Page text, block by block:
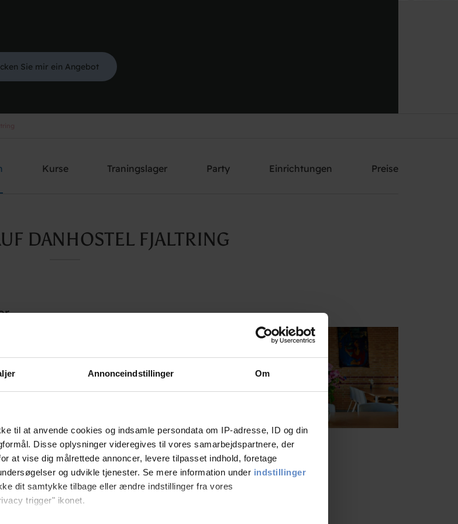
Annonceindstillinger Om
til at anvende cookies og indsamle persondata om IP-adresse, ID og din
Disse oplysninger videregives til vores samarbejdspartnere, der
at vise dig målrettede annoncer, levere tilpasset indhold, foretage
og udvikle tjenester. Se mere information under indstillinger
dit samtykke tilbage eller ændre indstillinger fra vores
trigger" ikonet.
Sie mir ein Angebot
Kurse Traningslager Party Einrichtungen Preise
DANHOSTEL FJALTRING